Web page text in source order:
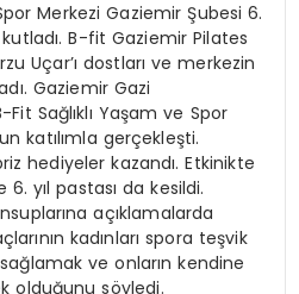
Merkezi Gaziemir Şubesi 6.
B-fit Gaziemir Pilates
Uçar’ı dostları ve merkezin
Gaziemir Gazi
Sağlıklı Yaşam ve Spor
katılımla gerçekleşti.
hediyeler kazandı. Etkinikte
6. yıl pastası da kesildi.
açıklamalarda
kadınları spora teşvik
ve onların kendine
olduğunu söyledi.